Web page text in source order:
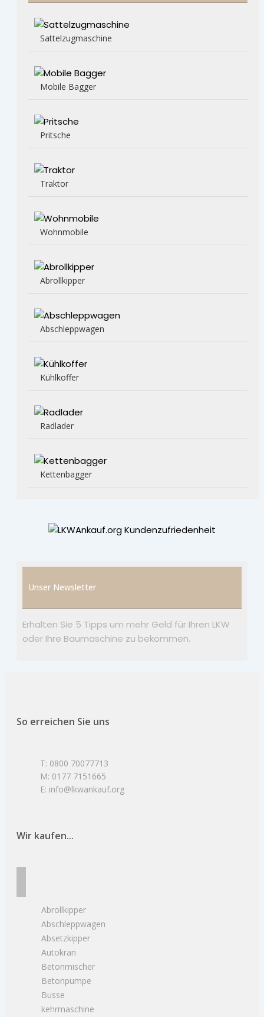
Sattelzugmaschine
Mobile Bagger
Pritsche
Traktor
Wohnmobile
Abrollkipper
Abschleppwagen
Kühlkoffer
Radlader
Kettenbagger
Unser Newsletter
Erhalten Sie 5 Tipps um mehr Geld für Ihren LKW
oder Ihre Baumaschine zu bekommen.
So erreichen Sie uns
T: 0800 70077713
M: 0177 7151665
E: info@lkwankauf.org
Wir kaufen...
Abrollkipper
Abschleppwagen
Absetzkipper
Autokran
Betonmischer
Betonpumpe
Busse
kehrmaschine